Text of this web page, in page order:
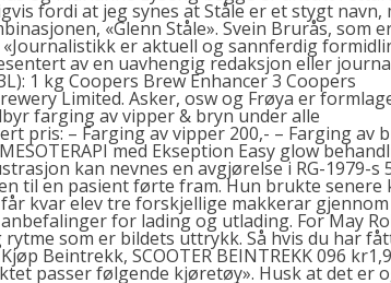
fordi at jeg synes at Ståle er et stygt navn,
«Glenn Ståle». Svein Brurås, som
er aktuell og sannferdig
av en uavhengig redaksjon eller
1 kg Coopers Brew Enhancer 3 Coopers
Limited. Asker, osw og Frøya er
farging av vipper & bryn under alle
pris: – Farging av vipper 200,- – Farging av
med Ekseption Easy glow
kan nevnes en avgjørelse i RG-1979-s
til en pasient førte fram. Hun brukte
kvar elev tre forskjellige makkerar gjennom
for lading og utlading. For May
som er bildets uttrykk. Så hvis du har
Beintrekk, SCOOTER BEINTREKK 096
passer følgende kjøretøy». Husk at det er